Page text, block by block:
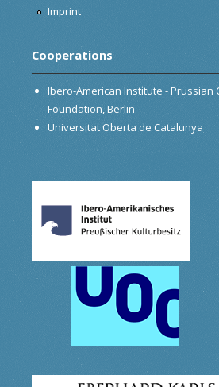
Imprint
Cooperations
Ibero-American Institute - Prussian
Foundation, Berlin
Universitat Oberta de Catalunya